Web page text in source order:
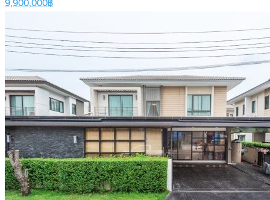
9,900,000฿